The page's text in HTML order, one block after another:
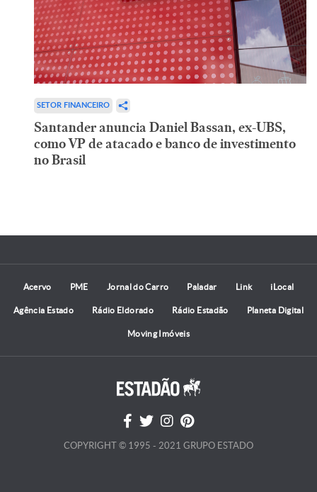
SETOR FINANCEIRO
Santander anuncia Daniel Bassan, ex-UBS,
como VP de atacado e banco de investimento
no Brasil
Acervo PME Jornal do Carro Paladar Link iLocal
Agência Estado Rádio Eldorado Rádio Estadão Planeta Digital
Moving Imóveis
COPYRIGHT © 1995 - 2021 GRUPO ESTADO